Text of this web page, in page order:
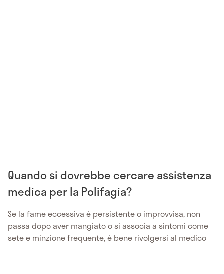
Quando si dovrebbe cercare assistenza
medica per la Polifagia?
Se la fame eccessiva è persistente o improvvisa, non
passa dopo aver mangiato o si associa a sintomi come
sete e minzione frequente, è bene rivolgersi al medico